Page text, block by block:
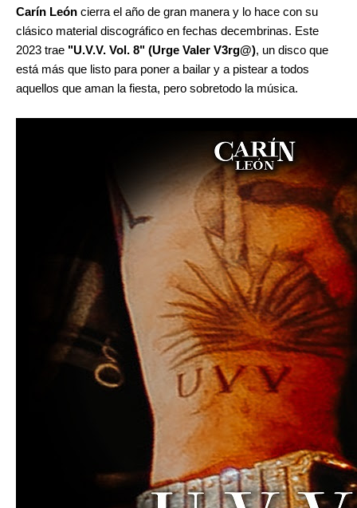
Carín León cierra el año de gran manera y lo hace con su
clásico material discográfico en fechas decembrinas. Este
2023 trae "U.V.V. Vol. 8" (Urge Valer V3rg@), un disco que
está más que listo para poner a bailar y a pistear a todos
aquellos que aman la fiesta, pero sobretodo la música.